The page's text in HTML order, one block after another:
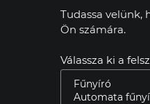
Tudassa velünk,
Ön számára.
Válassza ki a